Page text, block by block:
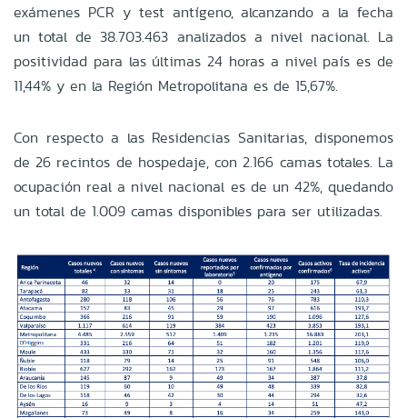
exámenes PCR y test antígeno, alcanzando a la fecha
un total de 38.703.463 analizados a nivel nacional. La
positividad para las últimas 24 horas a nivel país es de
11,44% y en la Región Metropolitana es de 15,67%.
Con respecto a las Residencias Sanitarias, disponemos
de 26 recintos de hospedaje, con 2.166 camas totales. La
ocupación real a nivel nacional es de un 42%, quedando
un total de 1.009 camas disponibles para ser utilizadas.